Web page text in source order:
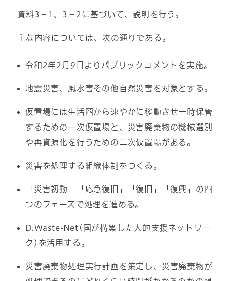
資料3－1、3－2に基づいて、説明を行う。
主な内容については、次の通りである。
令和2年2月9日よりパブリックコメントを実施。
地震災害、風水害その他自然災害を対象とする。
仮置場には生活圏から速やかに移動させ一時保管
するための一次仮置場と、災害廃棄物の機械選別
や再資源化を行うための二次仮置場がある。
災害を処理する組織体制をつくる。
「災害初動」「応急復旧」「復旧」「復興」の四
つのフェーズで処理を進める。
D.Waste-Net(国が構築した人的支援ネットワー
ク)を活用する。
災害廃棄物処理実行計画を策定し、災害廃棄物が